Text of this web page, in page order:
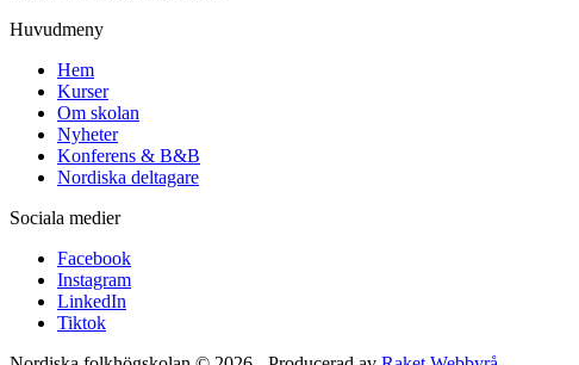
Huvudmeny
Hem
Kurser
Om skolan
Nyheter
Konferens & B&B
Nordiska deltagare
Sociala medier
Facebook
Instagram
LinkedIn
Tiktok